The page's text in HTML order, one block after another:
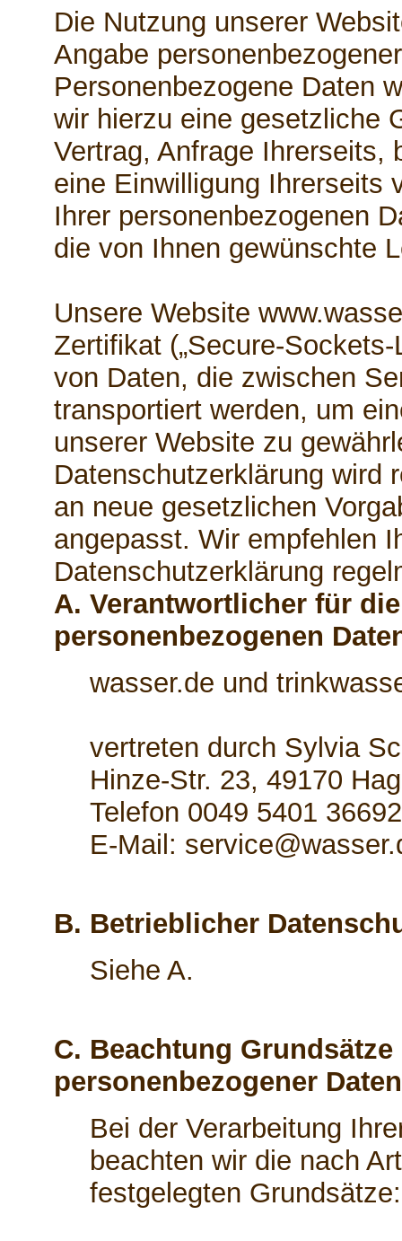
Die Nutzung unserer
Angabe
Personenbezogene Daten
wir hierzu eine gesetzliche
Vertrag, Anfrage Ihrerseits,
eine Einwilligung Ihrerseits
Ihrer personenbezogenen
die von Ihnen gewünschte
Unsere Website
Zertifikat („Secure-
von Daten, die zwischen
transportiert werden, um
unserer Website zu
Datenschutzerklärung wird
an neue gesetzlichen
angepasst. Wir empfehlen
Datenschutzerklärung
A. Verantwortlicher für
personenbezogenen
wasser.de und
vertreten durch Sylvia
Hinze-Str. 23, 49170
Telefon 0049 5401
E-Mail:
B. Betrieblicher
Siehe A.
C. Beachtung
personenbezogener Daten
Bei der Verarbeitung
beachten wir die nach
festgelegten Grundsätze: